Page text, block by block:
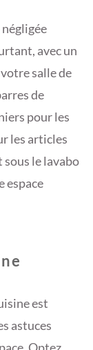
avec un
salle de
de
pour les
les articles
sous le lavabo
espace
est
astuces